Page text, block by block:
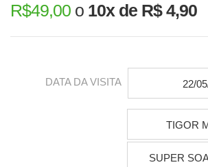
R$49,00 o 10x de R$ 4,90
DATA DA VISITA 22/
TIGOR
SUPER